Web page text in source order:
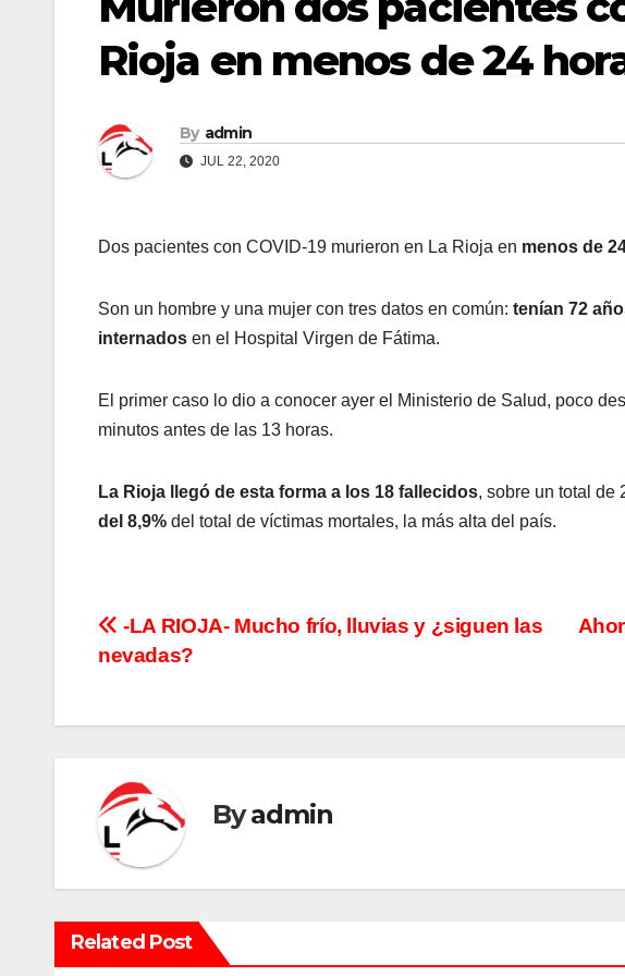
Rioja en menos de 24
By admin
JUL 22, 2020
Dos pacientes con COVID-19 murieron en La Rioja en menos de
Son un hombre y una mujer con tres datos en común: tenían 72
internados en el Hospital Virgen de Fátima.
El primer caso lo dio a conocer ayer el Ministerio de Salud, poco
minutos antes de las 13 horas.
La Rioja llegó de esta forma a los 18 fallecidos, sobre un total de
del 8,9% del total de víctimas mortales, la más alta del país.
N
v
g
a
c
i
-LA RIOJA- Mucho frío, lluvias y ¿siguen las
nevadas?
Byadmin
Related Post